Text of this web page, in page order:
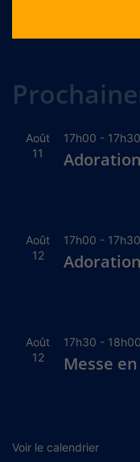
Août
11
17h00 - 17h30
Août
12
17h00 - 17h30
Août
12
17h30 - 18h00
Messe
Voir le calendrier